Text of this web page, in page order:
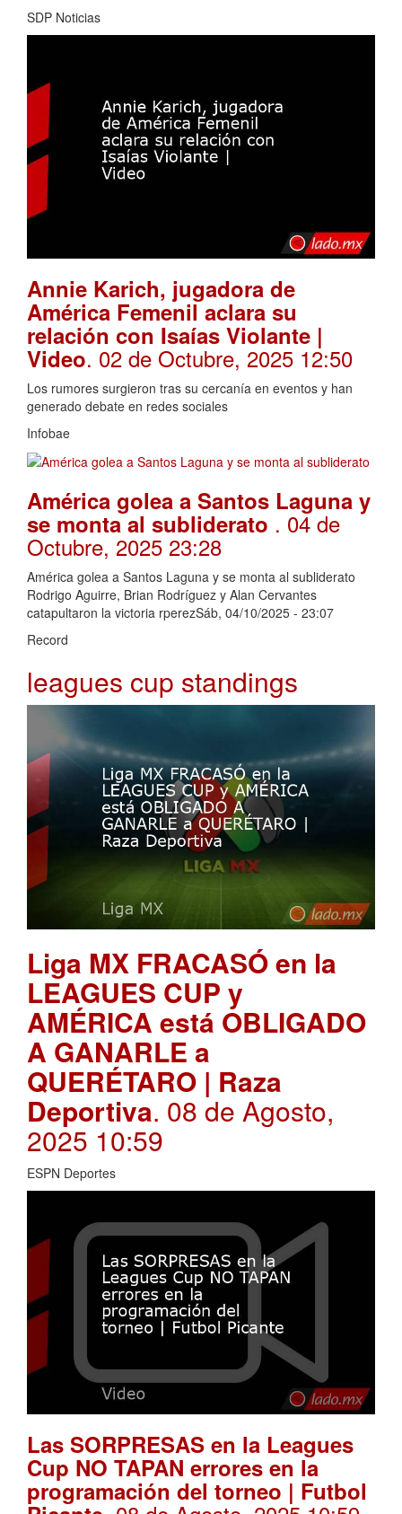
SDP Noticias
Annie Karich, jugadora de
América Femenil aclara su
relación con Isaías Violante |
Video. 02 de Octubre, 2025 12:50
Los rumores surgieron tras su cercanía en eventos y han
generado debate en redes sociales
Infobae
América golea a Santos Laguna y
se monta al subliderato . 04 de
Octubre, 2025 23:28
América golea a Santos Laguna y se monta al subliderato
Rodrigo Aguirre, Brian Rodríguez y Alan Cervantes
catapultaron la victoria rperezSáb, 04/10/2025 - 23:07
Record
leagues cup standings
Liga MX FRACASÓ en la
LEAGUES CUP y
AMÉRICA está OBLIGADO
A GANARLE a
QUERÉTARO | Raza
Deportiva. 08 de Agosto,
2025 10:59
ESPN Deportes
Las SORPRESAS en la Leagues
Cup NO TAPAN errores en la
programación del torneo | Futbol